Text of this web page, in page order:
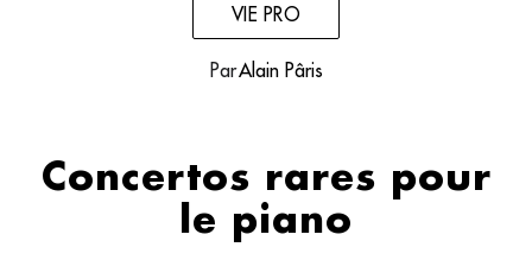
VIE PRO
ParAlain Pâris
Concertos rares pour
le piano